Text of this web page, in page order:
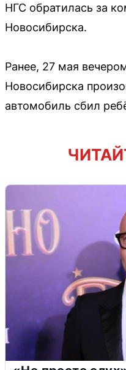
НГС обратилась за
Новосибирска.
Ранее, 27 мая
Новосибирска
автомобиль сбил